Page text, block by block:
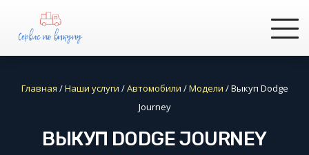
Главная /Наши услуги /Автомобили /Модели /Выкуп Dodge
Journey
ВЫКУП DODGE JOURNEY